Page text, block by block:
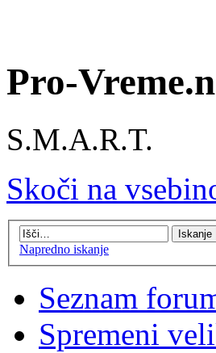
Pro-
S.M.A.R.T.
Skoči na
Napredno iskanje
Seznam
Spremeni